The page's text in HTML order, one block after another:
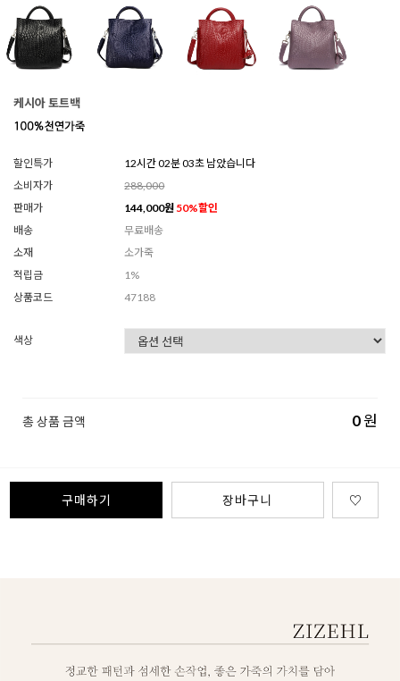
케시아 토트백
할인특가
12시간 02분 01초 남았습니다
소비자가
288,000
판매가
144,000원 50%할인
배송
무료배송
소재
소가죽
적립금
1%
상품코드
47188
색상
총 상품 금액 0원
구매하기 장바구니 ♡